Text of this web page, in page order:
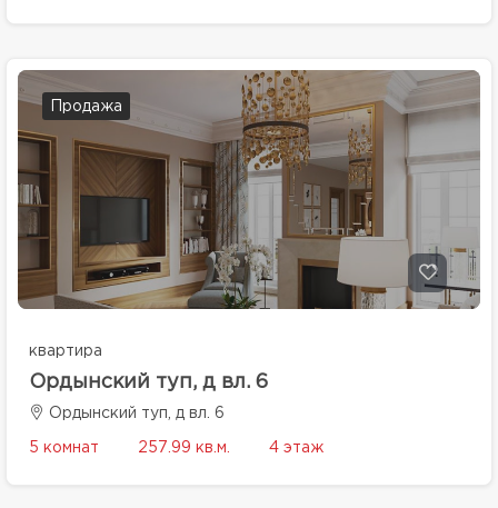
Продажа
квартира
Ордынский туп, д вл. 6
Ордынский туп, д вл. 6
5 комнат 257.99 кв.м. 4 этаж